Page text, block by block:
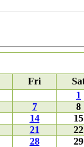
Fri
1
7
8
14
15
21
22
28
29